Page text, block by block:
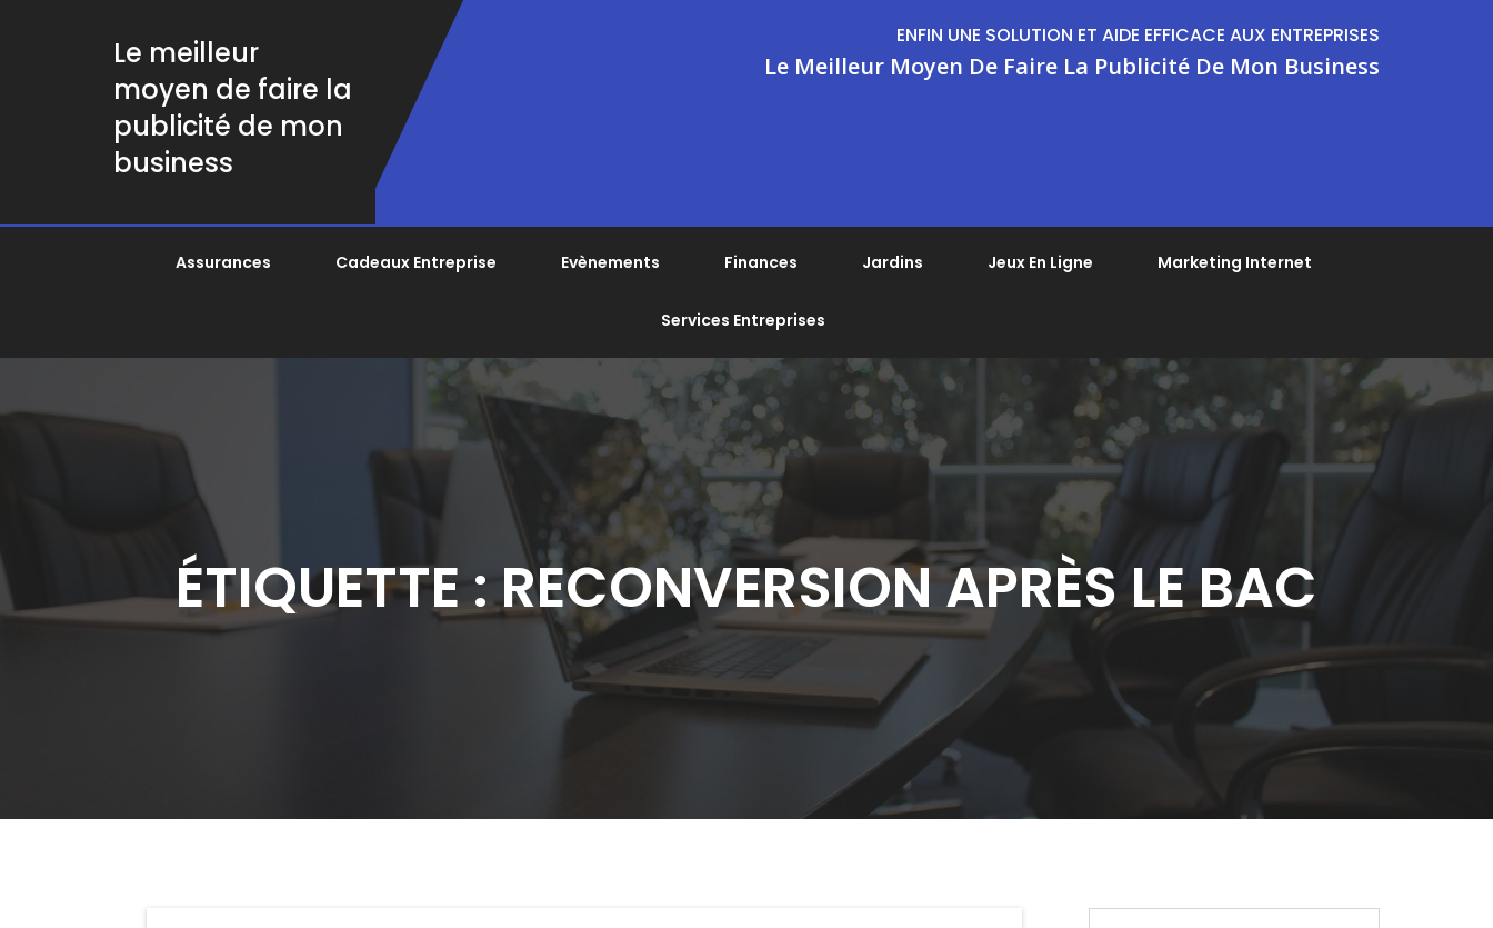
Le meilleur
moyen de faire la
publicité de mon
business
ENFIN UNE SOLUTION ET AIDE EFFICACE AUX ENTREPRISES
Le Meilleur Moyen De Faire La Publicité De Mon Business
Assurances Cadeaux Entreprise Evènements Finances Jardins Jeux En Ligne Marketing Internet
Services Entreprises
ÉTIQUETTE :RECONVERSION APRÈS LE BAC